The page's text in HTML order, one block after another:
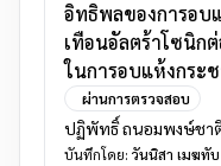
อิทธิพลของการอบ
เทือนอัลตร้าโซนิก
ในการอบแห้งกระ
ผ่านการตรวจสอบ
ปฏิพัทธิ์ ถนอมพงษ์ชา
บันทึกโดย: วันนิสา เมฆทับ